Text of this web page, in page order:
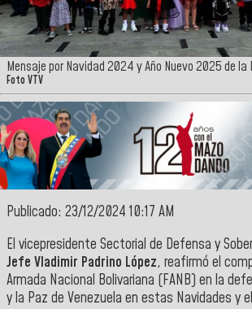
Mensaje por Navidad 2024 y Año Nuevo 2025 de la
Foto VTV
Publicado: 23/12/2024 10:17 AM
El vicepresidente Sectorial de Defensa y
Jefe Vladimir Padrino López, reafirmó el
Armada Nacional Bolivariana (FANB) en la
y la Paz de Venezuela en estas Navidades y